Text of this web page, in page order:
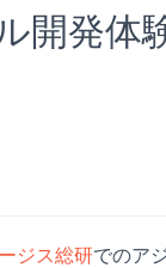
開発
ジス総研でのア